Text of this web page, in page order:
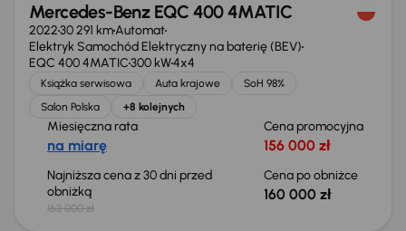
Mercedes-Benz EQC 400 4MATIC
202230 291 kmAutomat
Elektryk Samochód Elektryczny na baterię (BEV)
EQC 400 4MATIC300 kW4x4
Książka serwisowa Auta krajowe
SoH 98%
Salon Polska
+8 kolejnych
Miesięczna rata
na miarę
Cena promocyjna
156 000 zł
Najniższa cena z 30 dni przed
obniżką
163 000 zł
Cena po obniżce
160 000 zł